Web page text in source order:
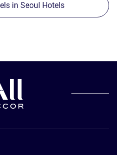
in Seoul Hotels